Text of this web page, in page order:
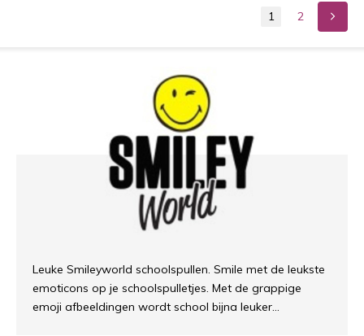
1 2
Leuke Smileyworld schoolspullen. Smile met de leukste
emoticons op je schoolspulletjes. Met de grappige
emoji afbeeldingen wordt school bijna leuker...